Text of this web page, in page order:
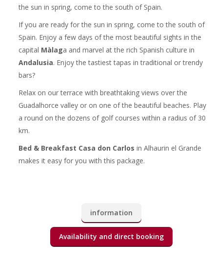
the sun in spring, come to the south of Spain.
If you are ready for the sun in spring, come to the south of
Spain. Enjoy a few days of the most beautiful sights in the
capital Màlaga and marvel at the rich Spanish culture in
Andalusia. Enjoy the tastiest tapas in traditional or trendy
bars?
Relax on our terrace with breathtaking views over the
Guadalhorce valley or on one of the beautiful beaches. Play
a round on the dozens of golf courses within a radius of 30
km.
Bed & Breakfast Casa don Carlos in Alhaurin el Grande
makes it easy for you with this package.
information
Availability and direct booking